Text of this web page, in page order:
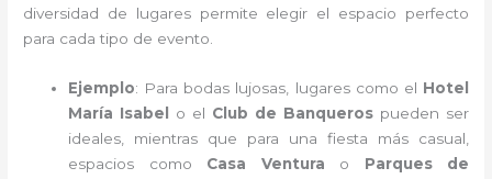
diversidad de lugares permite elegir el espacio perfecto
para cada tipo de evento.
Ejemplo: Para bodas lujosas, lugares como el Hotel
María Isabel
o el Club de Banquerospueden ser
ideales, mientras que para una fiesta más casual,
espacios como Casa Ventura o Parques de